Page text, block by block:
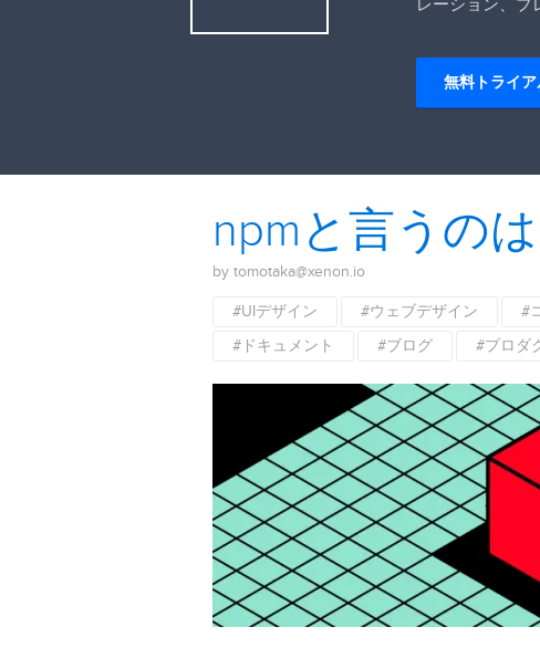
レーション、プ
無料トライ
npmと言うの
by tomotaka@xenon.io
#UIデザイン #ウェブデザイン #
#ドキュメント
#ブログ #プロダ